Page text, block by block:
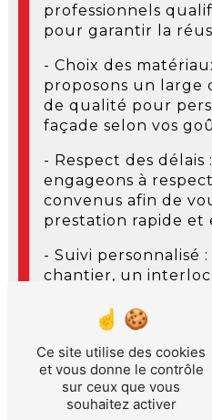
professionnels
pour garantir la
- Choix des
proposons un large
de qualité pour
façade selon vos
- Respect des délais
engageons à
convenus afin de
prestation rapide et
- Suivi personnalisé
chantier, un
accompagne et
l'avancement des
N'hésitez plus et
ravalement de
Construction à La
Contactez-nous
Ce site utilise des cookies
et vous donne le contrôle
sur ceux que vous
souhaitez activer